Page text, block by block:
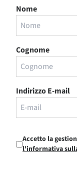
Nome
Cognome
Indirizzo E-mail
Accetto la
l'informativa